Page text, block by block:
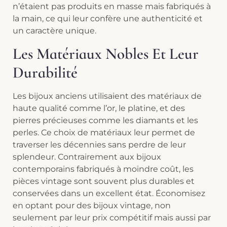
n’étaient pas produits en masse mais fabriqués à
la main, ce qui leur confère une authenticité et
un caractère unique.
Les Matériaux Nobles Et Leur
Durabilité
Les bijoux anciens utilisaient des matériaux de
haute qualité comme l’or, le platine, et des
pierres précieuses comme les diamants et les
perles. Ce choix de matériaux leur permet de
traverser les décennies sans perdre de leur
splendeur. Contrairement aux bijoux
contemporains fabriqués à moindre coût, les
pièces vintage sont souvent plus durables et
conservées dans un excellent état. Économisez
en optant pour des bijoux vintage, non
seulement par leur prix compétitif mais aussi par